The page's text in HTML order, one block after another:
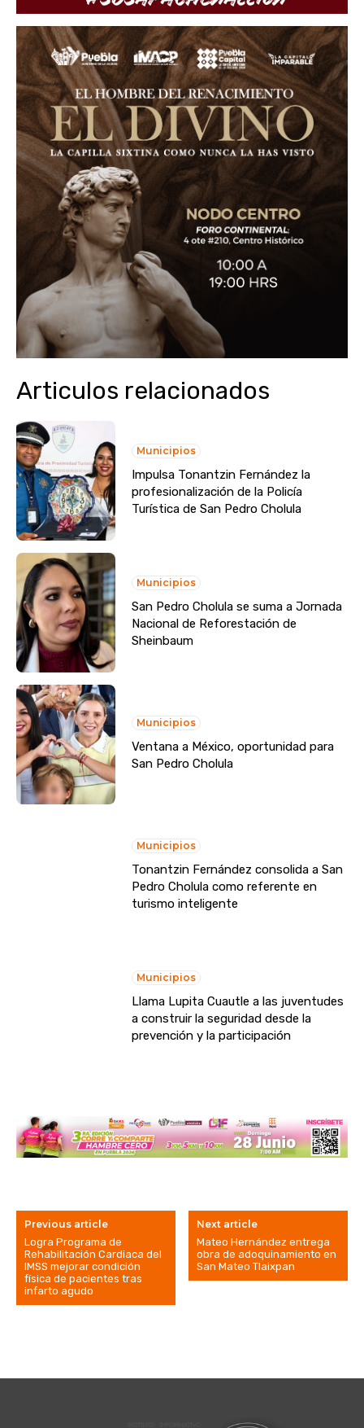
Articulos relacionados
Municipios
Impulsa Tonantzin Fernández la
profesionalización de la Policía
Turística de San Pedro Cholula
Municipios
San Pedro Cholula se suma a Jornada
Nacional de Reforestación de
Sheinbaum
Municipios
Ventana a México, oportunidad para
San Pedro Cholula
Municipios
Tonantzin Fernández consolida a San
Pedro Cholula como referente en
turismo inteligente
Municipios
Llama Lupita Cuautle a las juventudes
a construir la seguridad desde la
prevención y la participación
Previous article
Logra Programa de
Rehabilitación Cardiaca del
IMSS mejorar condición
física de pacientes tras
infarto agudo
Next article
Mateo Hernández entrega
obra de adoquinamiento en
San Mateo Tlaixpan